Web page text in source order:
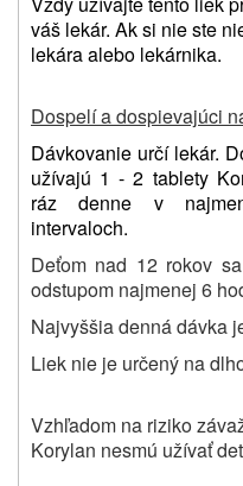
váš lekár. Ak si nie ste
lekára alebo lekárnika.
Dospelí a dospievajúci
Dávkovanie určí lekár.
užívajú 1 - 2 tablety
ráz denne v
intervaloch.
Deťom nad 12 rokov
odstupom najmenej 6
Najvyššia denná dávka
Liek nie je určený na
Vzhľadom na riziko
Korylan nesmú užívať